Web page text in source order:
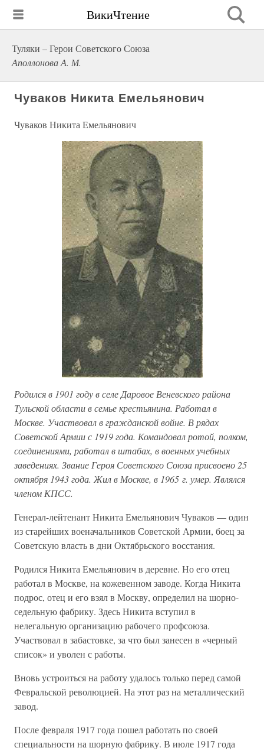
ВикиЧтение
Туляки – Герои Советского Союза
Аполлонова А. М.
Чуваков Никита Емельянович
Чуваков Никита Емельянович
Родился в 1901 году в селе Даровое Веневского района
Тульской области в семье крестьянина. Работал в
Москве. Участвовал в гражданской войне. В рядах
Советской Армии с 1919 года. Командовал ротой, полком,
соединениями, работал в штабах, в военных учебных
заведениях. Звание Героя Советского Союза присвоено 25
октября 1943 года. Жил в Москве, в 1965 г. умер. Являлся
членом КПСС.
Генерал-лейтенант Никита Емельянович Чуваков — один
из старейших военачальников Советской Армии, боец за
Советскую власть в дни Октябрьского восстания.
Родился Никита Емельянович в деревне. Но его отец
работал в Москве, на кожевенном заводе. Когда Никита
подрос, отец и его взял в Москву, определил на шорно-
седельную фабрику. Здесь Никита вступил в
нелегальную организацию рабочего профсоюза.
Участвовал в забастовке, за что был занесен в «черный
список» и уволен с работы.
Вновь устроиться на работу удалось только перед самой
Февральской революцией. На этот раз на металлический
завод.
После февраля 1917 года пошел работать по своей
специальности на шорную фабрику. В июле 1917 года